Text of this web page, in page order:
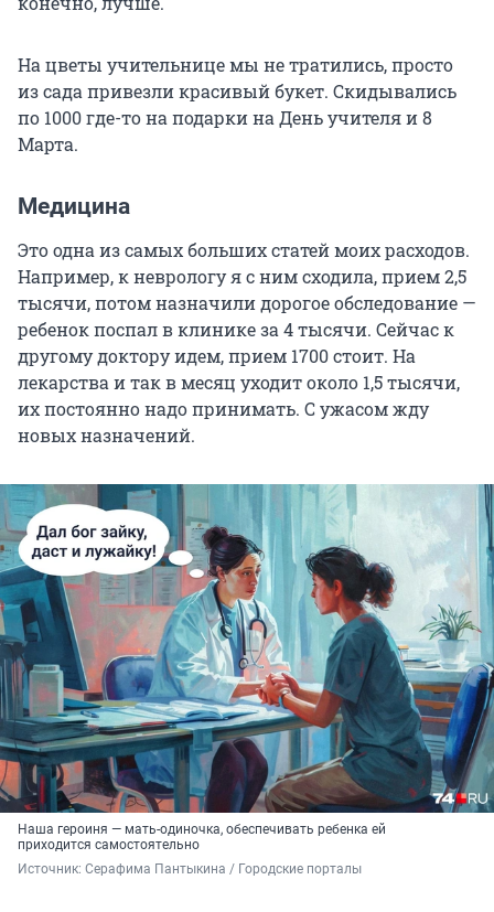
На цветы учительнице мы не тратились, просто
из сада привезли красивый букет. Скидывались
по 1000 где-то на подарки на День учителя и 8
Марта.
Медицина
Это одна из самых больших статей моих расходов.
Например, к неврологу я с ним сходила, прием 2,5
тысячи, потом назначили дорогое обследование —
ребенок поспал в клинике за 4 тысячи. Сейчас к
другому доктору идем, прием 1700 стоит. На
лекарства и так в месяц уходит около 1,5 тысячи,
их постоянно надо принимать. С ужасом жду
новых назначений.
Наша героиня — мать-одиночка, обеспечивать ребенка ей
приходится самостоятельно
Источник: Серафима Пантыкина / Городские порталы